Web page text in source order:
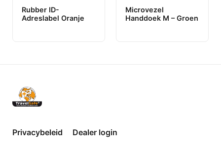
Rubber ID-
Adreslabel Oranje
Microvezel
Handdoek M – Groen
Privacybeleid Dealer login